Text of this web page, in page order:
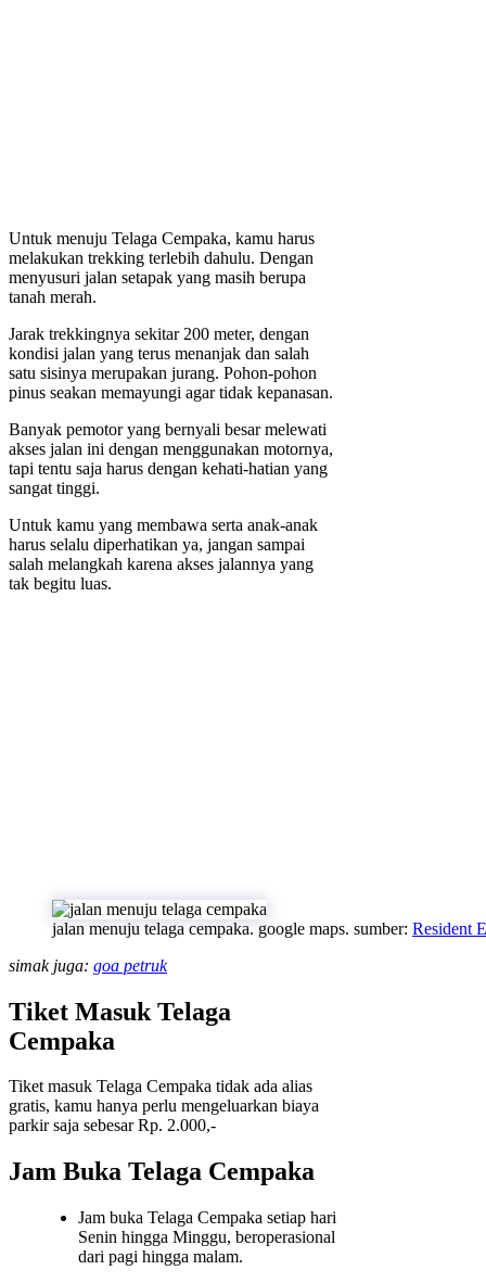
Untuk menuju Telaga Cempaka, kamu harus
melakukan trekking terlebih dahulu. Dengan
menyusuri jalan setapak yang masih berupa
tanah merah.
Jarak trekkingnya sekitar 200 meter, dengan
kondisi jalan yang terus menanjak dan salah
satu sisinya merupakan jurang. Pohon-pohon
pinus seakan memayungi agar tidak kepanasan.
Banyak pemotor yang bernyali besar melewati
akses jalan ini dengan menggunakan motornya,
tapi tentu saja harus dengan kehati-hatian yang
sangat tinggi.
Untuk kamu yang membawa serta anak-anak
harus selalu diperhatikan ya, jangan sampai
salah melangkah karena akses jalannya yang
tak begitu luas.
jalan menuju telaga cempaka. google maps. sumber: Resident
simak juga: goa petruk
Tiket Masuk Telaga
Cempaka
Tiket masuk Telaga Cempaka tidak ada alias
gratis, kamu hanya perlu mengeluarkan biaya
parkir saja sebesar Rp. 2.000,-
Jam Buka Telaga Cempaka
Jam buka Telaga Cempaka setiap hari
Senin hingga Minggu, beroperasional
dari pagi hingga malam.